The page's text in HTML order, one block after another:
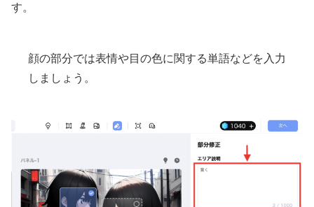
す。
顔の部分では表情や目の色に関する単語などを入力
しましょう。